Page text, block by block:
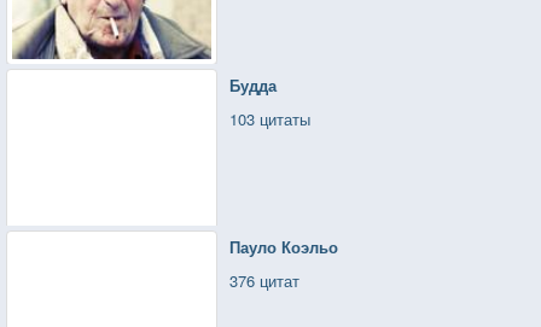
Будда
103 цитаты
Пауло Коэльо
376 цитат